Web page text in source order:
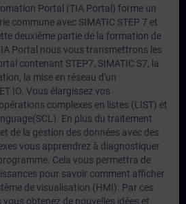
Portal (TIA Portal) forme un
commune avec SIMATIC STEP 7 et
deuxième partie de la formation de
Portal nous vous transmettrons les
contenant STEP7, SIMATIC S7, la
la mise en réseau d'un
IO. Vous élargissez vos
complexes en listes (LIST) et
En plus du traitement
de la gestion des données avec des
vous apprendrez à diagnostiquer
Cela vous permettra de
pour savoir comment afficher
de visualisation (HMI). Par ces
obtenez de nouvelles idées et